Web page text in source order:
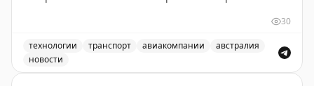
платформы Australia Travel Declaration. Новая система
будет внедрена во всех международных аэропортах и
портах в течение 12-18 месяцев. На проект выделено
30
технологии транспорт авиакомпании
австралия
новости